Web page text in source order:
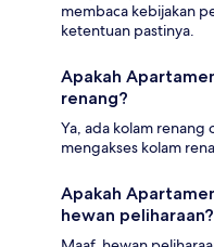
membaca kebijakan
ketentuan pastinya.
Apakah
renang?
Ya, ada kolam
mengakses kolam
Apakah
hewan peliharaan?